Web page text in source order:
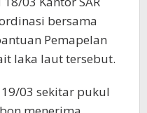
bersama
Pemapelan
laka laut tersebut.
03 sekitar pukul